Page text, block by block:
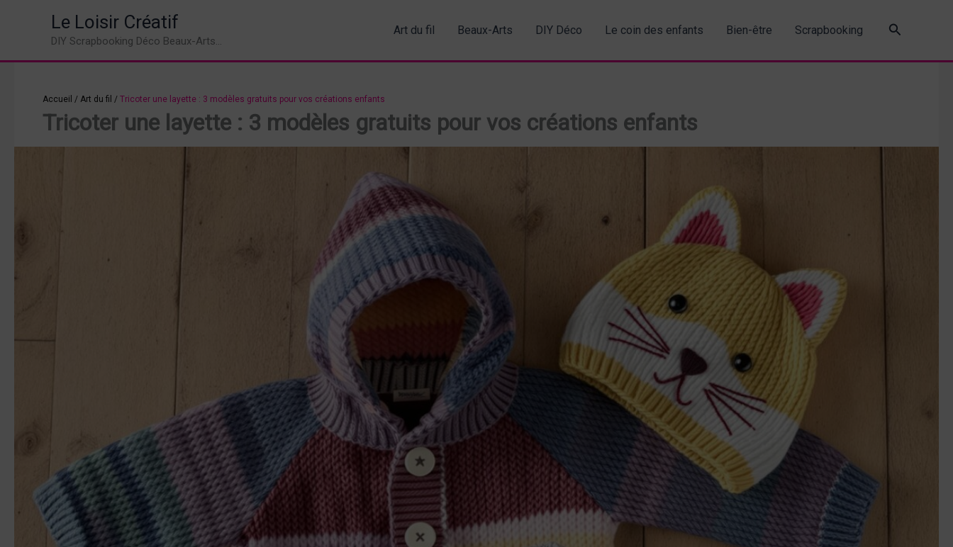
Le Loisir Créatif
DIY Scrapbooking Déco Beaux-Arts...
Art du fil Beaux-Arts DIY Déco Le coin des enfants Bien-être Scrapbooking
Accueil / Art du fil / Tricoter une layette : 3 modèles gratuits pour vos créations enfants
Tricoter une layette : 3 modèles gratuits pour vos créations enfants